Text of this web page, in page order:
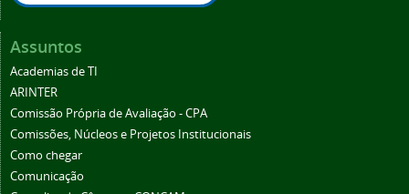
Assuntos
Academias de TI
ARINTER
Comissão Própria de Avaliação - CPA
Comissões, Núcleos e Projetos Institucionais
Como chegar
Comunicação